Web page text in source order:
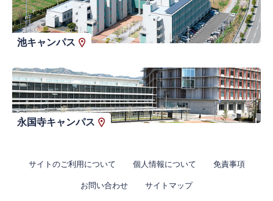
池キャンパス
永国寺キャンパス
サイトのご利用について 個人情報について 免責事項
お問い合わせ サイトマップ